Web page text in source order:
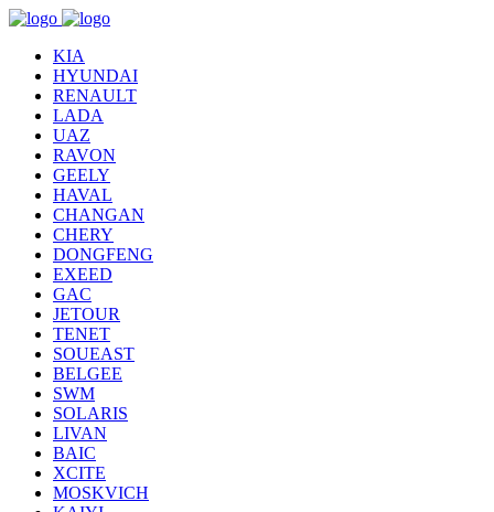
KIA
HYUNDAI
RENAULT
LADA
UAZ
RAVON
GEELY
HAVAL
CHANGAN
CHERY
DONGFENG
EXEED
GAC
JETOUR
TENET
SOUEAST
BELGEE
SWM
SOLARIS
LIVAN
BAIC
XCITE
MOSKVICH